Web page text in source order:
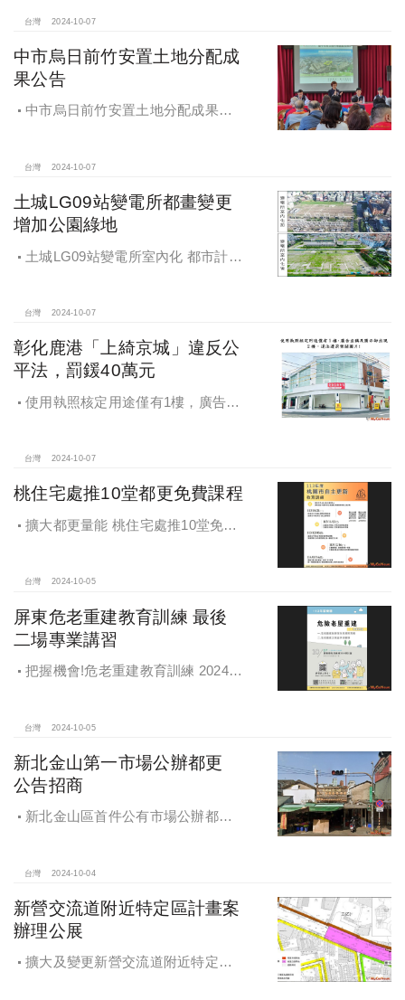
台灣 2024-10-07
中市烏日前竹安置土地分配成
果公告
中市烏日前竹安置土地分配成果公
台灣 2024-10-07
土城LG09站變電所都畫變更
增加公園綠地
土城LG09站變電所室內化 都市計畫
台灣 2024-10-07
彰化鹿港「上綺京城」違反公
平法，罰鍰40萬元
使用執照核定用途僅有1樓，廣告宣
台灣 2024-10-07
桃住宅處推10堂都更免費課程
擴大都更量能 桃住宅處推10堂免費
台灣 2024-10-05
屏東危老重建教育訓練 最後
二場專業講習
把握機會!危老重建教育訓練 2024年
台灣 2024-10-05
新北金山第一市場公辦都更
公告招商
新北金山區首件公有市場公辦都更
台灣 2024-10-04
新營交流道附近特定區計畫案
辦理公展
擴大及變更新營交流道附近特定區